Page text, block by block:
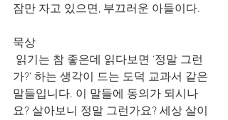
잠만 자고 있으면, 부끄러운 아들이다.
묵상
가?’ 하는 생각이 드는 도덕 교과서 같은
말들입니다. 이 말들에 동의가 되시나
요? 살아보니 정말 그런가요? 세상 살이